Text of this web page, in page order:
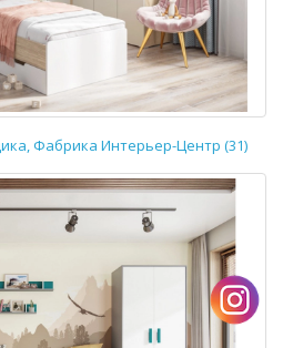
Фабрика Интерьер-Центр (31)